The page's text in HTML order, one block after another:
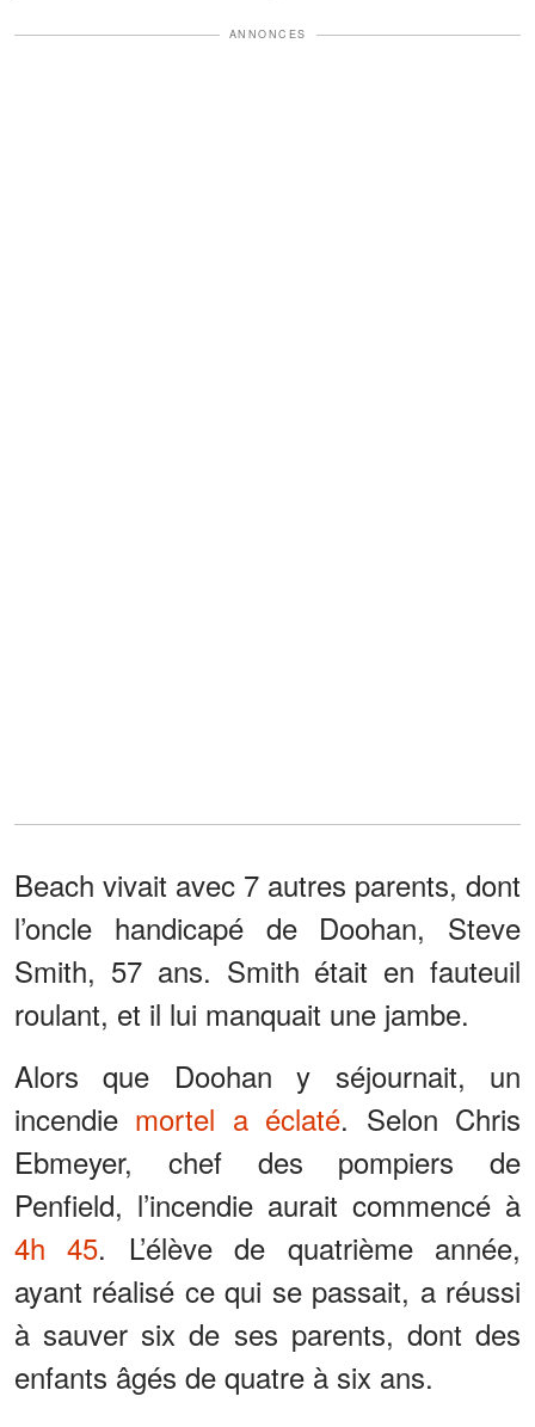
ANNONCES
Beach vivait avec 7 autres parents, dont
l’oncle handicapé de Doohan, Steve
Smith, 57 ans. Smith était en fauteuil
roulant, et il lui manquait une jambe.
Alors que Doohan y séjournait, un
incendie mortel a éclaté. Selon Chris
Ebmeyer, chef des pompiers de
Penfield, l’incendie aurait commencé à
4h 45. L’élève de quatrième année,
ayant réalisé ce qui se passait, a réussi
à sauver six de ses parents, dont des
enfants âgés de quatre à six ans.